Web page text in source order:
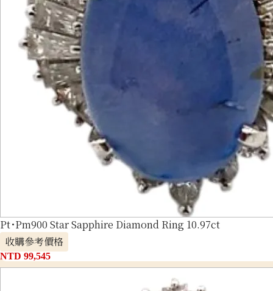
Pt･Pm900 Star Sapphire Diamond Ring 10.97ct
收購參考價格
NTD 99,545